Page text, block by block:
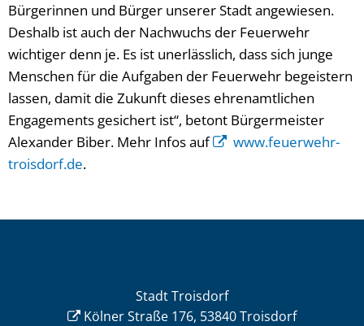
Bürgerinnen und Bürger unserer Stadt angewiesen.
Deshalb ist auch der Nachwuchs der Feuerwehr
wichtiger denn je. Es ist unerlässlich, dass sich junge
Menschen für die Aufgaben der Feuerwehr begeistern
lassen, damit die Zukunft dieses ehrenamtlichen
Engagements gesichert ist“, betont Bürgermeister
Alexander Biber. Mehr Infos auf
www.feuerwehr-
troisdorf.de.
Stadt Troisdorf
Kölner Straße 176, 53840 Troisdorf